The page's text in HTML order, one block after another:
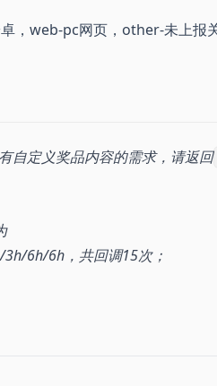
，web-pc网页，other-未上报
自定义奖品内容的需求，请返回
6h/6h，共回调15次；